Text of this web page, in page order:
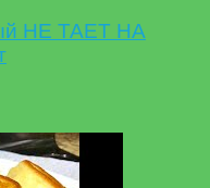
НЕ ТАЕТ НА